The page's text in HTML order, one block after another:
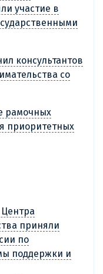
участие в
консультантов
со
рамочных
приоритетных
приняли
по
поддержки и